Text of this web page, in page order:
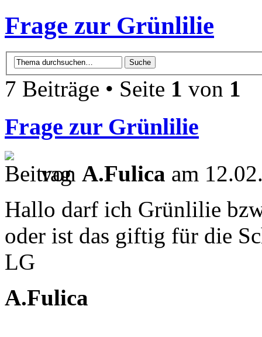
Frage zur Grünlilie
7 Beiträge • Seite 1 von 1
Frage zur Grünlilie
von A.Fulica am
Hallo darf ich Grünlilie
oder ist das giftig für die
LG
A.Fulica